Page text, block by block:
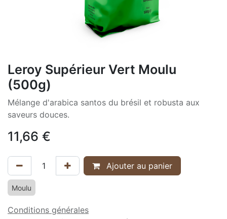
Leroy Supérieur Vert Moulu
(500g)
Mélange d'arabica santos du brésil et robusta aux
saveurs douces.
11,66 €
Ajouter au panier
Moulu
Conditions générales